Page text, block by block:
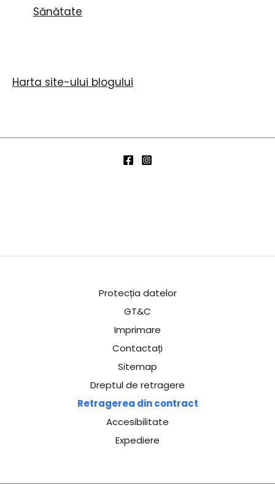
Sănătate
Harta site-ului blogului
Protecția datelor
GT&C
Imprimare
Contactați
Sitemap
Dreptul de retragere
Retragerea din contract
Accesibilitate
Expediere